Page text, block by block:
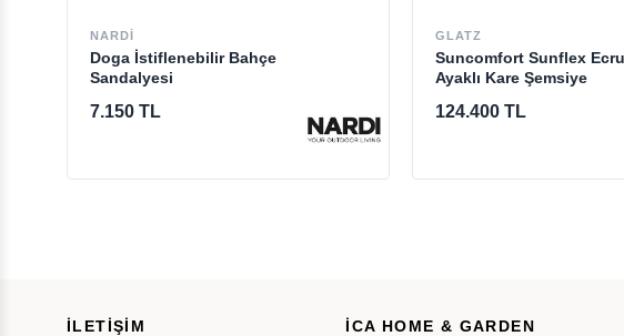
NARDI
Doga İstiflenebilir Bahçe
Sandalyesi
7.150 TL
GLATZ
Suncomfort Sunflex Ecru
Ayaklı Kare Şemsiye
124.400 TL
İLETİŞİM İCA HOME & GARDEN